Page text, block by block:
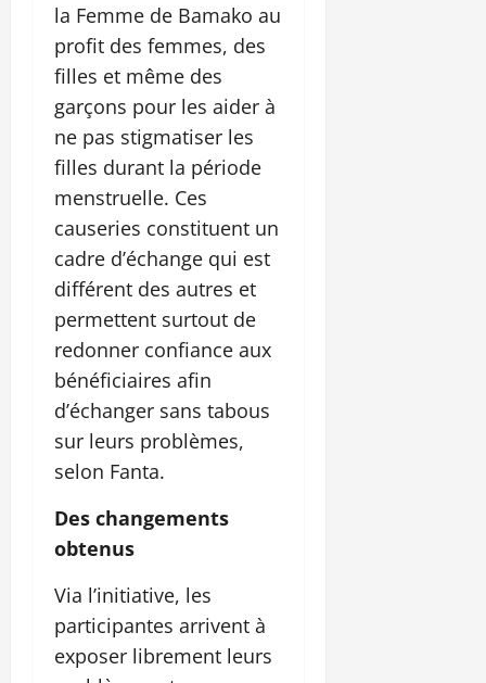
la Femme de Bamako au
profit des femmes, des
filles et même des
garçons pour les aider à
ne pas stigmatiser les
filles durant la période
menstruelle. Ces
causeries constituent un
cadre d’échange qui est
différent des autres et
permettent surtout de
redonner confiance aux
bénéficiaires afin
d’échanger sans tabous
sur leurs problèmes,
selon Fanta.
Des changements
obtenus
Via l’initiative, les
participantes arrivent à
exposer librement leurs